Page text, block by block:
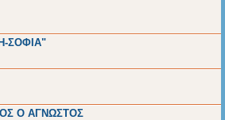
ΣΟΦΙΑ"
Ο ΑΓΝΩΣΤΟΣ